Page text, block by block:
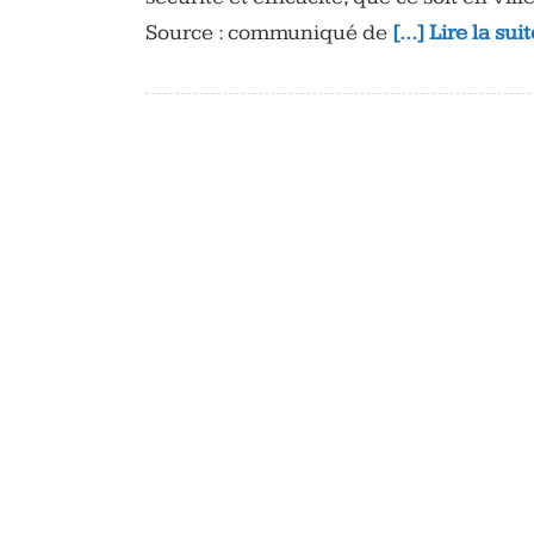
Source : communiqué de […] Lire la